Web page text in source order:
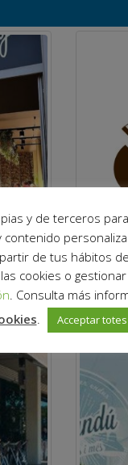
y de terceros
de tus hábitos de
cookies o
. Consulta más
. Acceptar totes